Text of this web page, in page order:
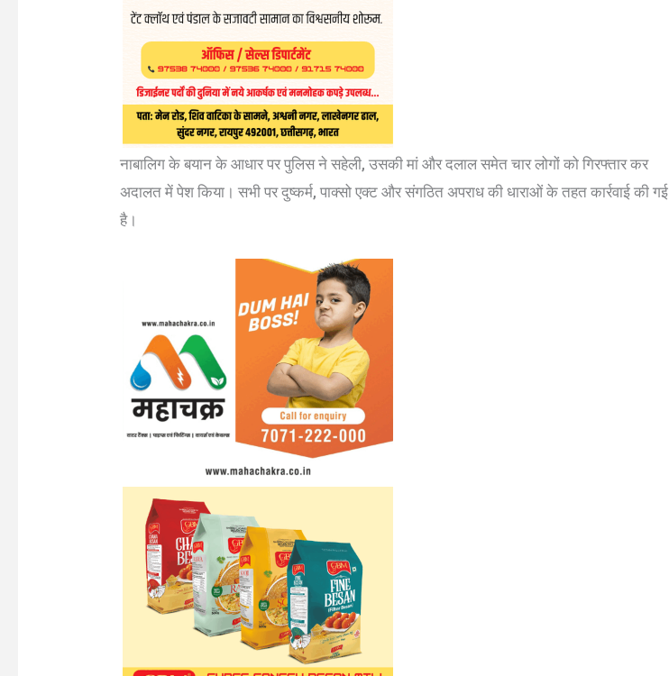
नाबालिग के बयान के आधार पर पुलिस ने सहेली, उसकी मां और दलाल समेत चार लोगों को गिरफ्तार कर
अदालत में पेश किया। सभी पर दुष्कर्म, पाक्सो एक्ट और संगठित अपराध की धाराओं के तहत कार्रवाई की गई
है।